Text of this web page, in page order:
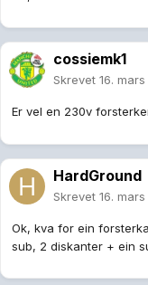
cossiemk1
Skrevet 16.
Er vel en 230v
HardGround
Skrevet 16.
Ok, kva for ein
sub, 2 diskanter + ein